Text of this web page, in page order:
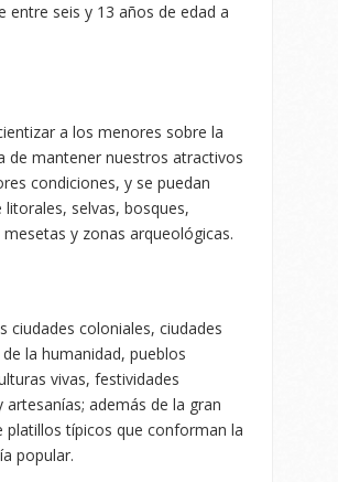
entre seis y 13 años de edad a
a los menores sobre la
de mantener nuestros atractivos
condiciones, y se puedan
selvas, bosques,
y zonas arqueológicas.
ciudades coloniales, ciudades
la humanidad, pueblos
vivas, festividades
artesanías; además de la gran
platillos típicos que conforman la
popular.